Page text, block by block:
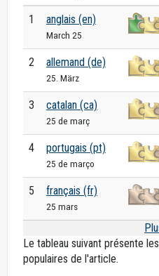
1 anglais (en)
March 25
2 allemand (de)
25. März
3 catalan (ca)
25 de març
4 portugais (pt)
25 de março
5 français (fr)
25 mars
Le tableau suivant présente
populaires de l'article.